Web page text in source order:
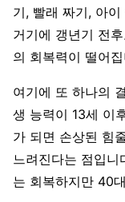
기, 빨래 짜기, 아
거기에 갱년기 전
의 회복력이 떨어
여기에 또 하나의
생 능력이 13세 이
가 되면 손상된 힘
느려진다는 점입
는 회복하지만 40